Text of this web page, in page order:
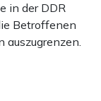
in der DDR
Betroffenen
auszugrenzen.